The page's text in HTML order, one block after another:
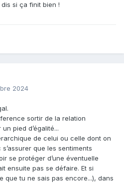
si ça finit bien !
2024
sortir de la relation
pied d’égalité...
de celui ou celle dont on
que les sentiments
se protéger d’une éventuelle
ensuite pas se défaire. Et si
que tu ne sais pas encore...), dans